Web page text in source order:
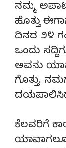
ನಮ್ಮ
ಹೊತ್ತು
ದಿನದ ೨೪
ಒಂದು
ಅವನು
ಗೊತ್ತು.
ಕೆಲವರಿಗೆ
ಯಾವಾಗಲೂ